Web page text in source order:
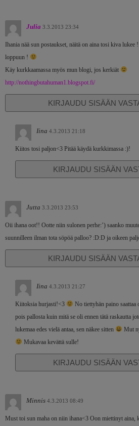
Julia 3.3.2013 23:34
Ihania nää sun postaukset, näitä on aina tosi kiva lukee !
loppuun !
Käy kurkkaamassa myös mun blogi, jos kerkiät
http://nothingbutahuman1.blogspot.fi/
KIRJAUDU SISÄÄN
Iina 4.3.2013 21:18
Kiitos tosi paljon<3 Pitää käydä kurkkimassa :)!
KIRJAUDU SISÄÄN
Jutta 3.3.2013 23:53
Oii ihana oot!! Ootte niin sulonen perhe:’) saanko
suunnilleen ilman tota söpöä palloo? :D:D ja oikeen
KIRJAUDU SISÄÄN
Iina 4.3.2013 21:27
Kiitoksia hurjasti!<3
No tiettyhän paino
pois pallosta kuin mitä se oli ennen tätä raskautta
lukemaa edes vielä antaa, sen näkee sitten
Mut
Mukavaa kevättä sulle!
KIRJAUDU SISÄÄN
Minnis 4.3.2013 08:49
Must toi sun maha on niin ihana<3 Oon miettinyt aina,